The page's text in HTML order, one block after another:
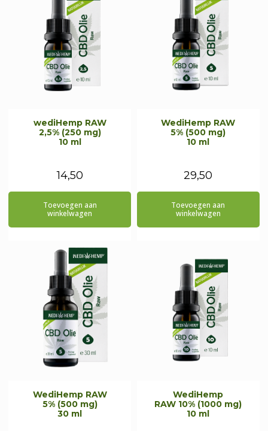
wediHemp RAW
2,5% (250 mg)
10 ml
14,50
Toevoegen aan
winkelwagen
WediHemp RAW
5% (500 mg)
10 ml
29,50
Toevoegen aan
winkelwagen
WediHemp RAW
5% (500 mg)
30 ml
WediHemp
RAW 10% (1000 mg)
10 ml